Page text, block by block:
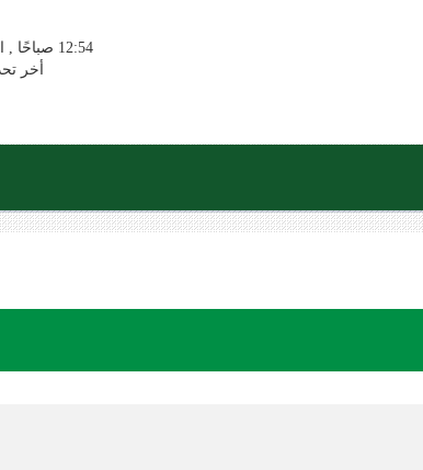
12:54 صباحًا , الخميس 6 أغسطس 2026
أخر تحديث: